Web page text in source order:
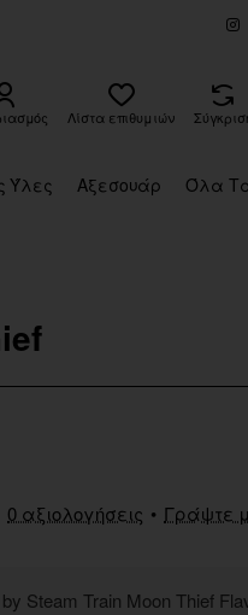
Λίστα επιθυμιών
Ύλες Αξεσουάρ Όλα
Steam Train Moon Thief
0 αξιολογήσεις • Γράψτε